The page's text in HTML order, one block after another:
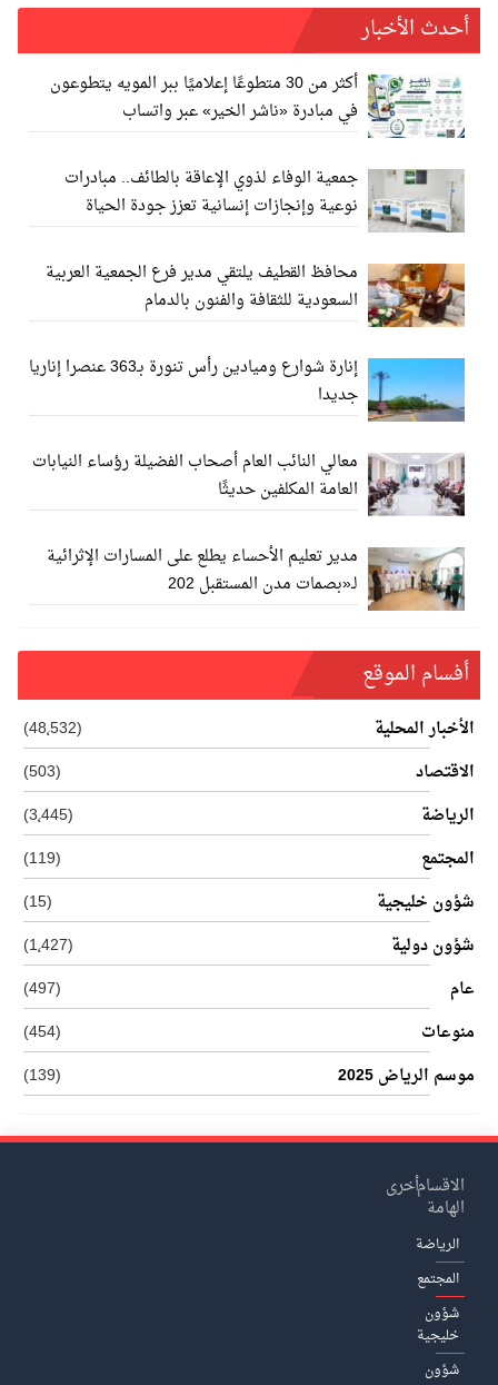
أحدث الأخبار
أكثر من 30 متطوعًا إعلاميًا ببر المويه يتطوعون
في مبادرة «ناشر الخير» عبر واتساب
جمعية الوفاء لذوي الإعاقة بالطائف.. مبادرات
نوعية وإنجازات إنسانية تعزز جودة الحياة
محافظ القطيف يلتقي مدير فرع الجمعية العربية
السعودية للثقافة والفنون بالدمام
إنارة شوارع وميادين رأس تنورة بـ363 عنصرا إناريا
جديدا
معالي النائب العام أصحاب الفضيلة رؤساء النيابات
العامة المكلفين حديثًا
مدير تعليم الأحساء يطلع على المسارات الإثرائية
لـ«بصمات مدن المستقبل 202
أفسام الموقع
الأخبار المحلية
(48٬532)
الاقتصاد
(503)
الرياضة
(3٬445)
المجتمع
(119)
شؤون خليجية
(15)
شؤون دولية
(1٬427)
عام
(497)
منوعات
(454)
موسم الرياض 2025
(139)
الاقسام
الهامة
الرياضة
المجتمع
شؤون
خليجية
شؤون
أخرى